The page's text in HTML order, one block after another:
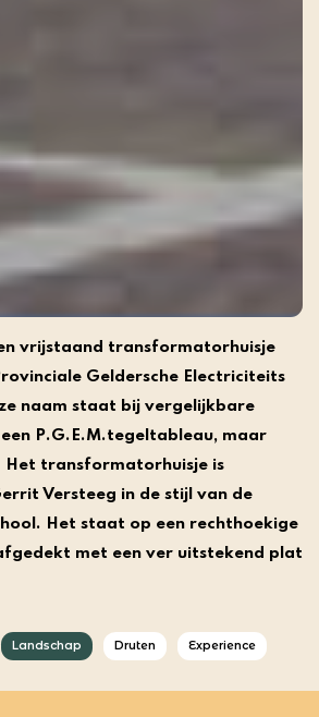
vrijstaand transformatorhuisje
Geldersche Electriciteits
naam staat bij vergelijkbare
P.G.E.M.tegeltableau, maar
transformatorhuisje is
Versteeg in de stijl van de
Het staat op een rechthoekige
met een ver uitstekend plat
Landschap Druten Experience